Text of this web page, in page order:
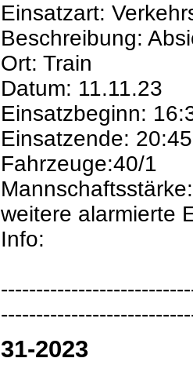
Einsatzart:
Beschreibung:
Ort: Train
Datum: 11.11.23
Einsatzbeginn:
Einsatzende: 20:45
Fahrzeuge:40/1
Mannschaftsstärke:
weitere alarmierte
Info:
31-2023